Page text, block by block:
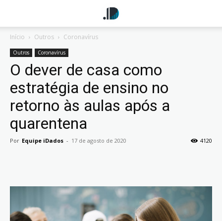
Início Outros Coronavírus
Outros Coronavírus
O dever de casa como
estratégia de ensino no
retorno às aulas após a
quarentena
Por Equipe iDados - 17 de agosto de 2020 4120